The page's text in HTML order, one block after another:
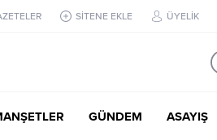
SİTENE EKLE ÜYELİK
GÜNDEM ASAYIŞ